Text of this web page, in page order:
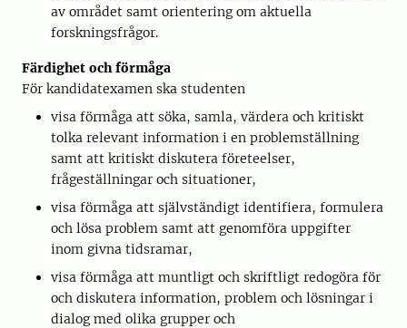
av området samt orientering om aktuella
forskningsfrågor.
Färdighet och förmåga
För kandidatexamen ska studenten
visa förmåga att söka, samla, värdera och kritiskt
tolka relevant information i en problemställning
samt att kritiskt diskutera företeelser,
frågeställningar och situationer,
visa förmåga att självständigt identifiera, formulera
och lösa problem samt att genomföra uppgifter
inom givna tidsramar,
visa förmåga att muntligt och skriftligt redogöra för
och diskutera information, problem och lösningar i
dialog med olika grupper och